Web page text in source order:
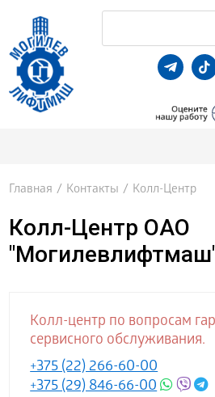
Главная / Контакты / Колл-Центр
Колл-Центр ОАО
Колл-центр по вопросам
сервисного обслуживания.
+375 (22) 266-60-00
+375 (29) 846-66-00